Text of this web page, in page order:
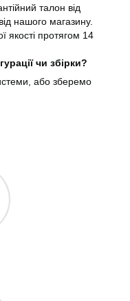
талон від
нашого магазину.
якості протягом 14
чи збірки?
або зберемо